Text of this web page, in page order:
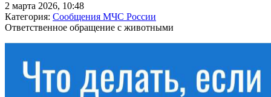
2 марта 2026, 10:48
Категория: Сообщения МЧС России
Ответственное обращение с животными